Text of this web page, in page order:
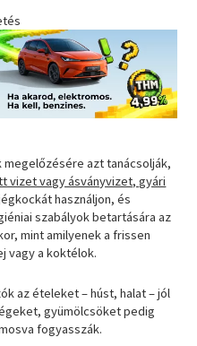
azt tanácsolják,
vizet vagy ásványvizet, gyári
használjon, és
szabályok betartására az
mint amilyenek a frissen
vagy a koktélok.
az ételeket – húst, halat – jól
gyümölcsöket pedig
fogyasszák.